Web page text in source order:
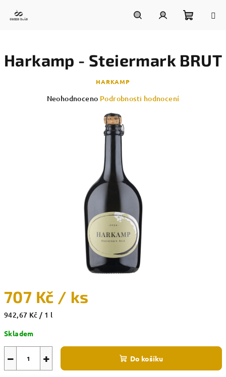
košík
707 Kč / ks
Měrná
942,67 Kč / 1 l
Skladem
+
− Do košíku
Harkamp - Steiermark BRUT
HARKAMP
Průměrné
Neohodnoceno Podrobnosti hodnocení